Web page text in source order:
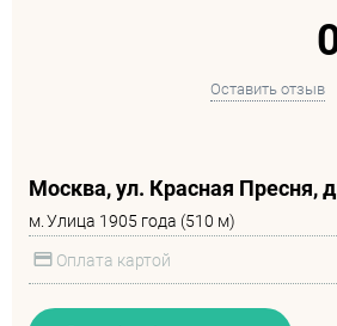
Оставить отзыв
Москва, ул. Красная Пресня,
м. Улица 1905 года (510 м)
Оплата картой